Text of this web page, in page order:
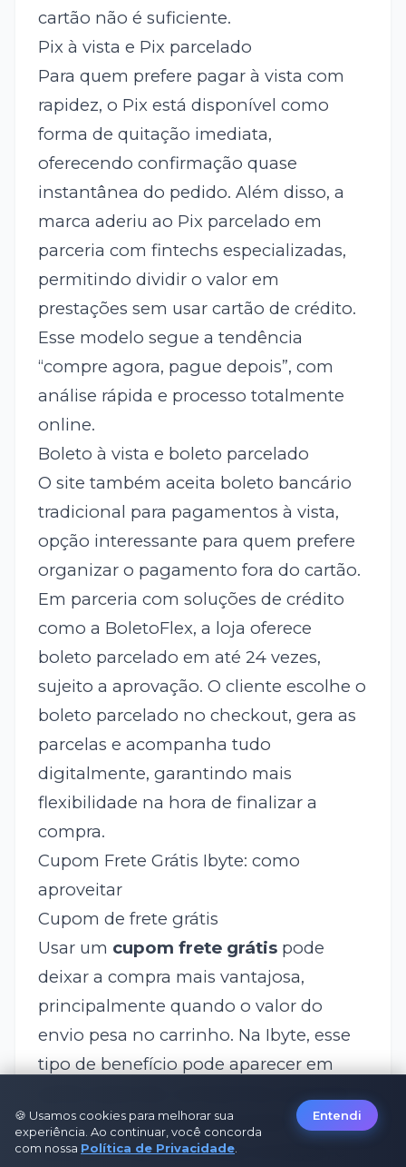
cartão não é suficiente.
Pix à vista e Pix parcelado
Para quem prefere pagar à vista com
rapidez, o Pix está disponível como
forma de quitação imediata,
oferecendo confirmação quase
instantânea do pedido. Além disso, a
marca aderiu ao Pix parcelado em
parceria com fintechs especializadas,
permitindo dividir o valor em
prestações sem usar cartão de crédito.
Esse modelo segue a tendência
“compre agora, pague depois”, com
análise rápida e processo totalmente
online.
Boleto à vista e boleto parcelado
O site também aceita boleto bancário
tradicional para pagamentos à vista,
opção interessante para quem prefere
organizar o pagamento fora do cartão.
Em parceria com soluções de crédito
como a BoletoFlex, a loja oferece
boleto parcelado em até 24 vezes,
sujeito a aprovação. O cliente escolhe o
boleto parcelado no checkout, gera as
parcelas e acompanha tudo
digitalmente, garantindo mais
flexibilidade na hora de finalizar a
compra.
Cupom Frete Grátis Ibyte: como
aproveitar
Cupom de frete grátis
Usar um cupom frete grátispode
deixar a compra mais vantajosa,
principalmente quando o valor do
envio pesa no carrinho. Na Ibyte, esse
tipo de benefício pode aparecer em
ou ofertas por tempo limitado.
Quando a loja libera essa condição, o
🍪 Usamos cookies para melhorar sua
experiência. Ao continuar, você concorda
com nossa Política de Privacidade
Entendi